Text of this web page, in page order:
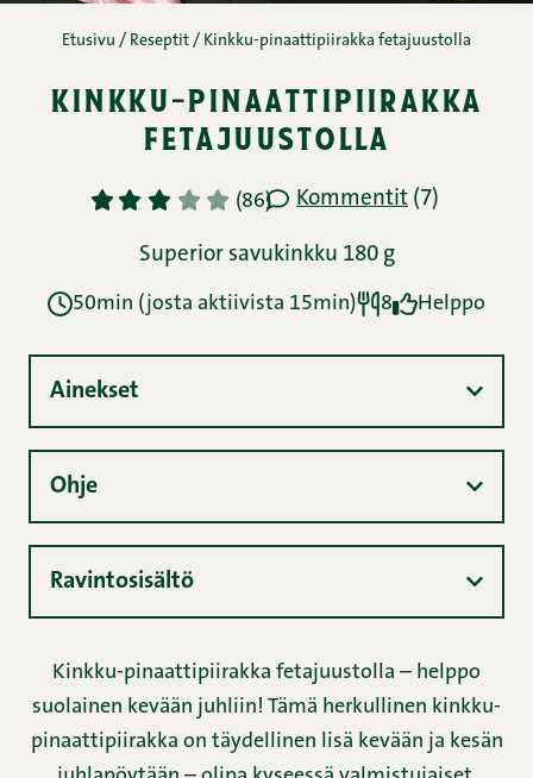
Etusivu / Reseptit / Kinkku-pinaattipiirakka fetajuustolla
kinkku-pinaattipiirakka
fetajuustolla
1 2 3 4 5 (86) Kommentit (7)
Superior savukinkku 180 g
50min (josta aktiivista 15min) 8 Helppo
Ainekset
Ohje
Ravintosisältö
Kinkku-pinaattipiirakka fetajuustolla – helppo
suolainen kevään juhliin! Tämä herkullinen kinkku-
pinaattipiirakka on täydellinen lisä kevään ja kesän